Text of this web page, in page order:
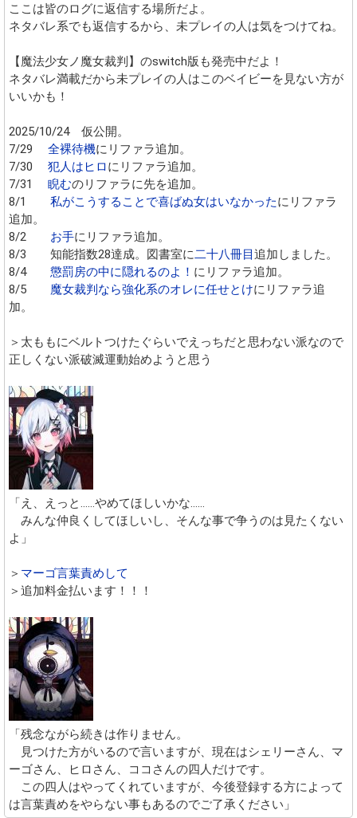
ここは皆のログに返信する場所だよ。
ネタバレ系でも返信するから、未プレイの人は気をつけてね。
【魔法少女ノ魔女裁判】のswitch版も発売中だよ！
ネタバレ満載だから未プレイの人はこのベイビーを見ない方が
いいかも！
2025/10/24 仮公開。
7/29 全裸待機にリファラ追加。
7/30 犯人はヒロにリファラ追加。
7/31 睨むのリファラに先を追加。
8/1 私がこうすることで喜ばぬ女はいなかったにリファラ
追加。
8/2 お手にリファラ追加。
8/3 知能指数28達成。図書室に 二十八冊目追加しました。
8/4 懲罰房の中に隠れるのよ！ にリファラ追加。
8/5 魔女裁判なら強化系のオレに任せとけにリファラ追
加。
＞太ももにベルトつけたぐらいでえっちだと思わない派なので
正しくない派破滅運動始めようと思う
「え、えっと……やめてほしいかな……
みんな仲良くしてほしいし、そんな事で争うのは見たくない
よ」
＞ マーゴ言葉責めして
＞追加料金払います！！！
「残念ながら続きは作りません。
見つけた方がいるので言いますが、現在はシェリーさん、マ
ーゴさん、ヒロさん、ココさんの四人だけです。
この四人はやってくれていますが、今後登録する方によって
は言葉責めをやらない事もあるのでご了承ください」